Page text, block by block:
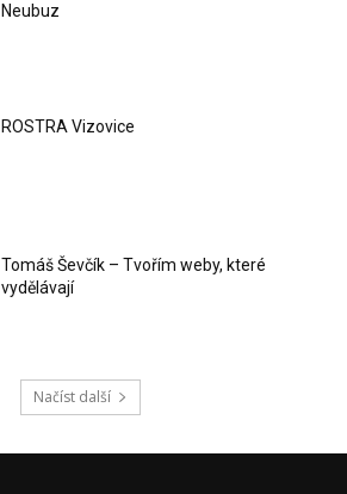
Neubuz
ROSTRA Vizovice
Tomáš Ševčík – Tvořím weby, které
vydělávají
Načíst další